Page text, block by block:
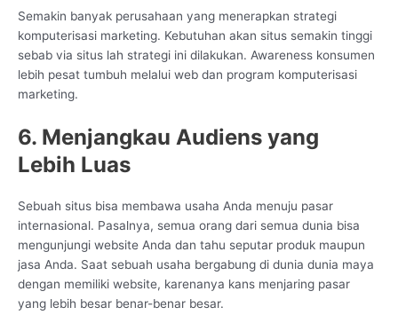
Semakin banyak perusahaan yang menerapkan strategi
komputerisasi marketing. Kebutuhan akan situs semakin tinggi
sebab via situs lah strategi ini dilakukan. Awareness konsumen
lebih pesat tumbuh melalui web dan program komputerisasi
marketing.
6. Menjangkau Audiens yang
Lebih Luas
Sebuah situs bisa membawa usaha Anda menuju pasar
internasional. Pasalnya, semua orang dari semua dunia bisa
mengunjungi website Anda dan tahu seputar produk maupun
jasa Anda. Saat sebuah usaha bergabung di dunia dunia maya
dengan memiliki website, karenanya kans menjaring pasar
yang lebih besar benar-benar besar.